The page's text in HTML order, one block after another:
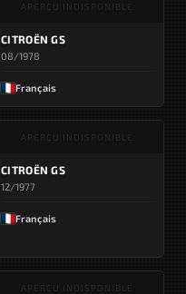
APERÇU INDISPONIBLE
CITROËN GS
08/1978
Français
APERÇU INDISPONIBLE
CITROËN GS
12/1977
Français
APERÇU INDISPONIBLE